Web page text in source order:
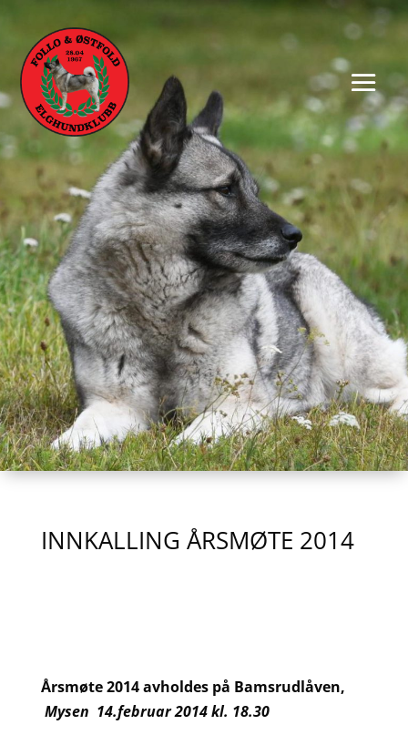
INNKALLING ÅRSMØTE 2014
Årsmøte 2014 avholdes på Bamsrudlåven,
Mysen 14.februar 2014 kl. 18.30